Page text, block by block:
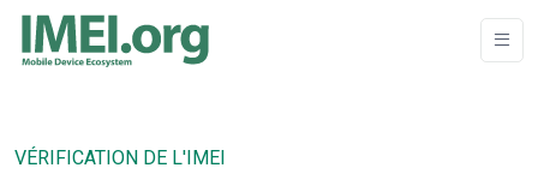
VÉRIFICATION DE L'IMEI